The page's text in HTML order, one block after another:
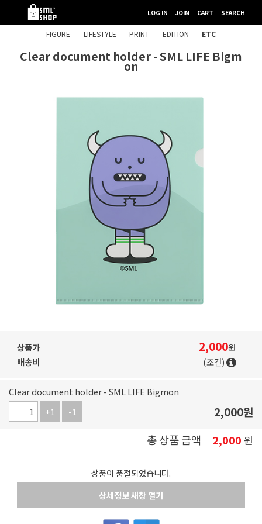
LOG IN JOIN CART SEARCH
FIGURE LIFESTYLE PRINT EDITION ETC
Clear document holder - SML LIFE Bigm
on
상품가 2,000원
배송비
(조건)
Clear document holder - SML LIFE Bigmon
+1
-1 2,000원
총 상품 금액
2,000 원
상품이 품절되었습니다.
상세정보 새창 열기